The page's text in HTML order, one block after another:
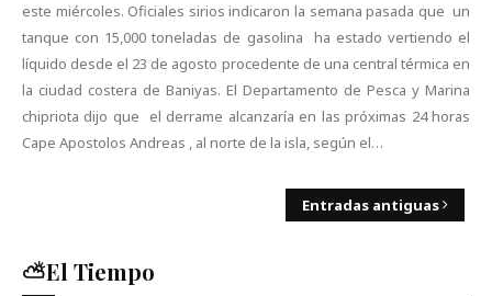
este miércoles. Oficiales sirios indicaron la semana pasada que un
tanque con 15,000 toneladas de gasolina ha estado vertiendo el
líquido desde el 23 de agosto procedente de una central térmica en
la ciudad costera de Baniyas. El Departamento de Pesca y Marina
chipriota dijo que el derrame alcanzaría en las próximas 24 horas
Cape Apostolos Andreas , al norte de la isla, según el…
Entradas antiguas
⛅El Tiempo